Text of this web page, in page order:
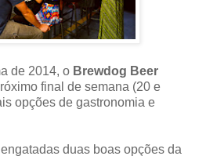
de 2014, o Brewdog Beer
final de semana (20 e
opções de gastronomia e
duas boas opções da